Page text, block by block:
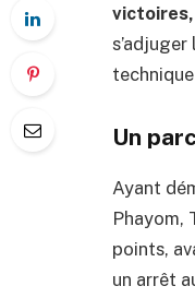
s’adjuger
Un
Ayant
Phayom,
points,
un arrêt